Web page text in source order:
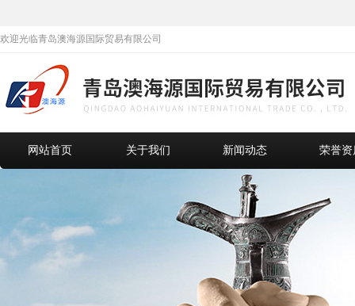
欢迎光临青岛澳海源国际贸易有限公司
网站首页 关于我们 新闻动态 荣誉资